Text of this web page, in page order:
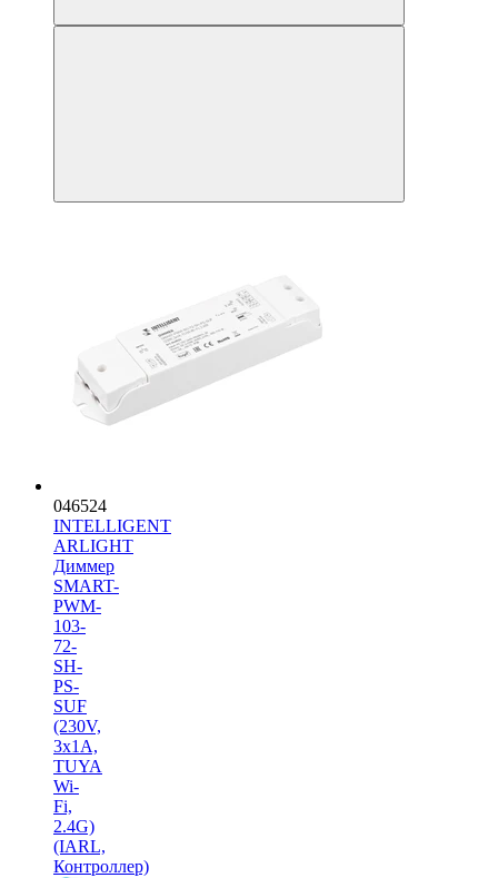
046524
INTELLIGENT
ARLIGHT
Диммер
SMART-
PWM-
103-
72-
SH-
PS-
SUF
(230V,
3x1A,
TUYA
Wi-
Fi,
2.4G)
(IARL,
Контроллер)